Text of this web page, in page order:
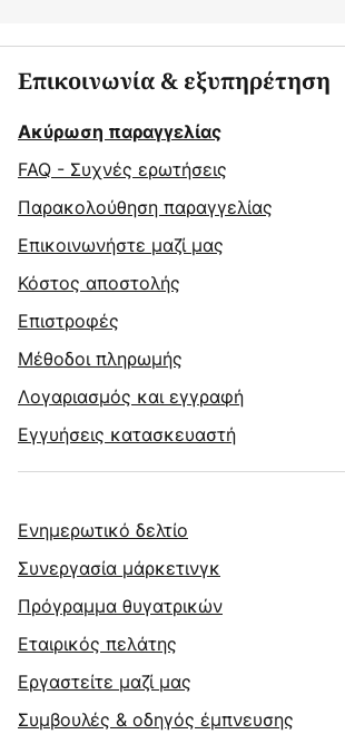
Επικοινωνία & εξυπηρέτηση
Ακύρωση παραγγελίας
FAQ - Συχνές ερωτήσεις
Παρακολούθηση παραγγελίας
Επικοινωνήστε μαζί μας
Κόστος αποστολής
Επιστροφές
Μέθοδοι πληρωμής
Λογαριασμός και εγγραφή
Εγγυήσεις κατασκευαστή
Ενημερωτικό δελτίο
Συνεργασία μάρκετινγκ
Πρόγραμμα θυγατρικών
Εταιρικός πελάτης
Εργαστείτε μαζί μας
Συμβουλές & οδηγός έμπνευσης